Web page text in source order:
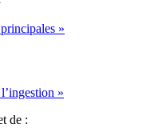
»
»
de :